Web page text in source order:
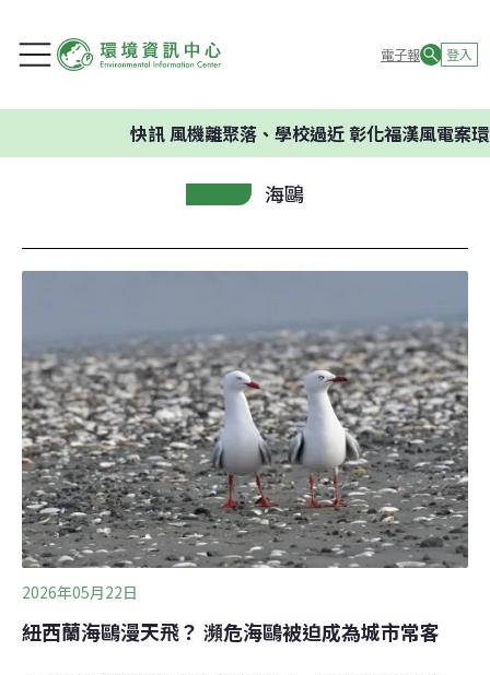
電子報 登入
快訊風機離聚落、學校過近 彰化福漢風電案環委
海鷗
2026年05月22日
紐西蘭海鷗漫天飛？ 瀕危海鷗被迫成為城市常客